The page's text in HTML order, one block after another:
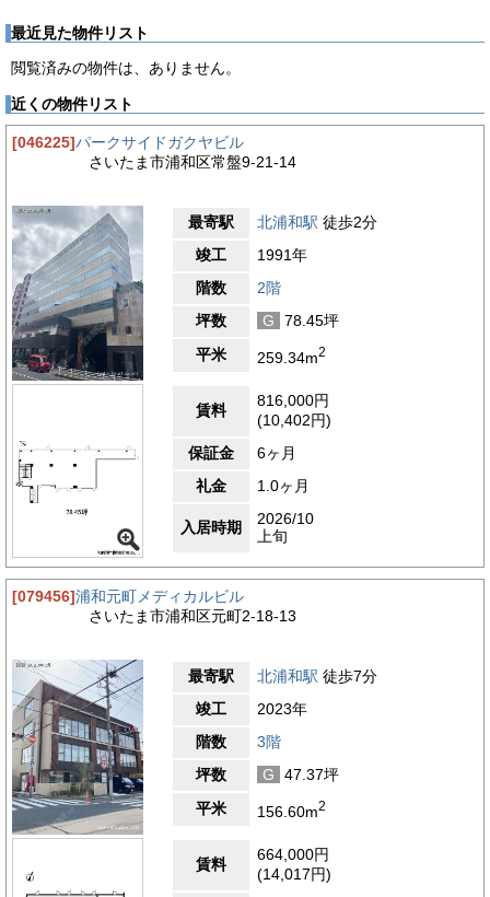
最近見た物件リスト
閲覧済みの物件は、ありません。
近くの物件リスト
[046225]パークサイドガクヤビル
さいたま市浦和区常盤9-21-14
最寄駅 北浦和駅 徒歩2分
竣工
1991年
階数
2階
坪数
G
78.45坪
平米
259.34m2
賃料
816,000円
(10,402円)
保証金
6ヶ月
礼金
1.0ヶ月
入居時期
2026/10
上旬
[079456]浦和元町メディカルビル
さいたま市浦和区元町2-18-13
最寄駅 北浦和駅 徒歩7分
竣工
2023年
階数
3階
坪数
G
47.37坪
平米
156.60m2
賃料
664,000円
(14,017円)